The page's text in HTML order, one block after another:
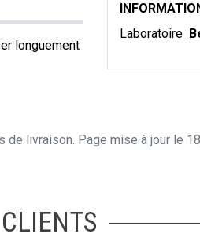
longuement
Laboratoire
de livraison. Page mise à jour le